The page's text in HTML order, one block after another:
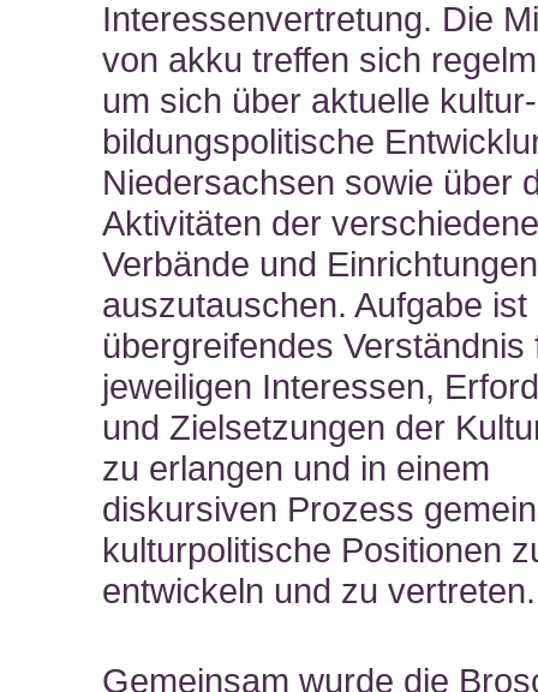
Interessenvertretung. Die
von akku treffen sich
um sich über aktuelle
bildungspolitische
Niedersachsen sowie über
Aktivitäten der
Verbände und Einrichtungen
auszutauschen. Aufgabe ist
übergreifendes Verständnis
jeweiligen Interessen,
und Zielsetzungen der
zu erlangen und in einem
diskursiven Prozess
kulturpolitische Positionen
entwickeln und zu vertreten.
Gemeinsam wurde die